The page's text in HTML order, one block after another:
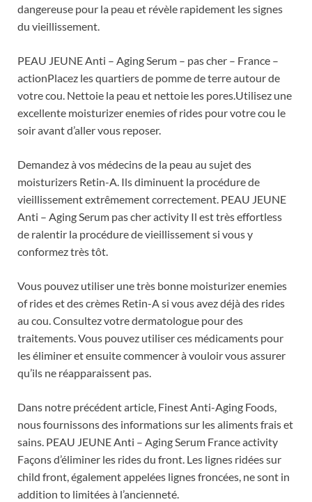
dangereuse pour la peau et révèle rapidement les signes
du vieillissement.
PEAU JEUNE Anti – Aging Serum – pas cher – France –
actionPlacez les quartiers de pomme de terre autour de
votre cou. Nettoie la peau et nettoie les pores.Utilisez une
excellente moisturizer enemies of rides pour votre cou le
soir avant d’aller vous reposer.
Demandez à vos médecins de la peau au sujet des
moisturizers Retin-A. Ils diminuent la procédure de
vieillissement extrêmement correctement. PEAU JEUNE
Anti – Aging Serum pas cher activity Il est très effortless
de ralentir la procédure de vieillissement si vous y
conformez très tôt.
Vous pouvez utiliser une très bonne moisturizer enemies
of rides et des crèmes Retin-A si vous avez déjà des rides
au cou. Consultez votre dermatologue pour des
traitements. Vous pouvez utiliser ces médicaments pour
les éliminer et ensuite commencer à vouloir vous assurer
qu’ils ne réapparaissent pas.
Dans notre précédent article, Finest Anti-Aging Foods,
nous fournissons des informations sur les aliments frais et
sains. PEAU JEUNE Anti – Aging Serum France activity
Façons d’éliminer les rides du front. Les lignes ridées sur
child front, également appelées lignes froncées, ne sont in
addition to limitées à l’ancienneté.